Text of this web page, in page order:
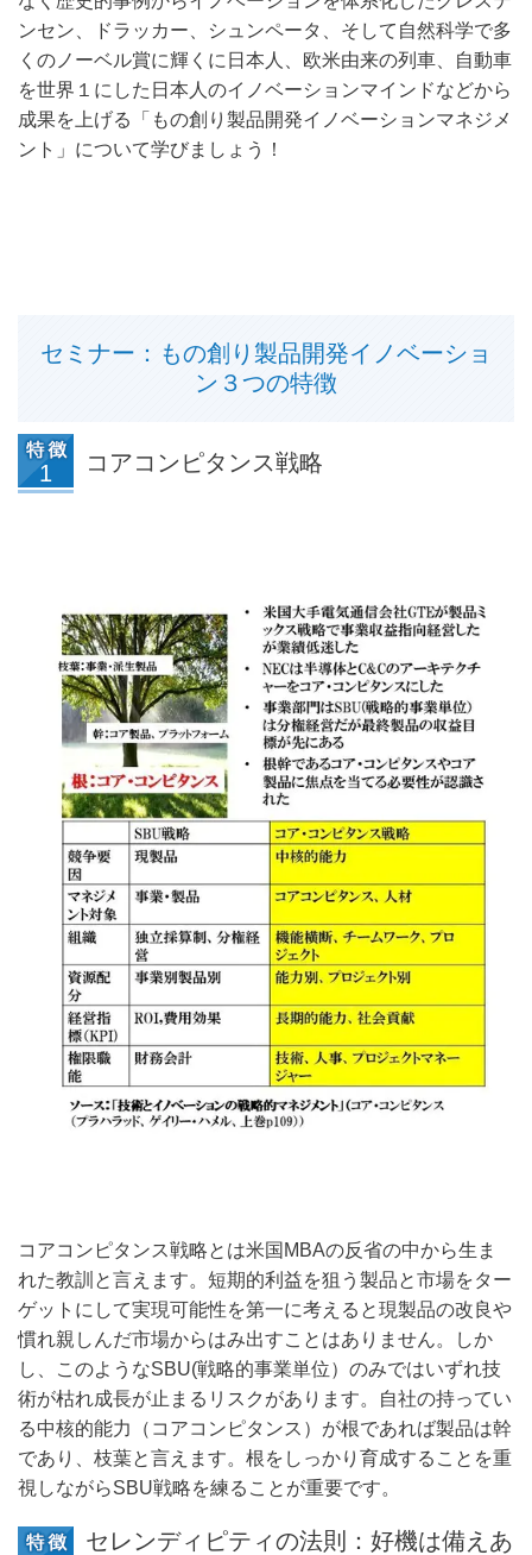
ンセン、ドラッカー、シュンペータ、そして自然科学で多
くのノーベル賞に輝くに日本人、欧米由来の列車、自動車
を世界１にした日本人のイノベーションマインドなどから
成果を上げる「もの創り製品開発イノベーションマネジメ
ント」について学びましょう！
セミナー：もの創り製品開発イノベーショ
ン３つの特徴
コアコンピタンス戦略
コアコンピタンス戦略とは米国MBAの反省の中から生ま
れた教訓と言えます。短期的利益を狙う製品と市場をター
ゲットにして実現可能性を第一に考えると現製品の改良や
慣れ親しんだ市場からはみ出すことはありません。しか
し、このようなSBU(戦略的事業単位）のみではいずれ技
術が枯れ成長が止まるリスクがあります。自社の持ってい
る中核的能力（コアコンピタンス）が根であれば製品は幹
であり、枝葉と言えます。根をしっかり育成することを重
視しながらSBU戦略を練ることが重要です。
セレンディピティの法則：好機は備えあ